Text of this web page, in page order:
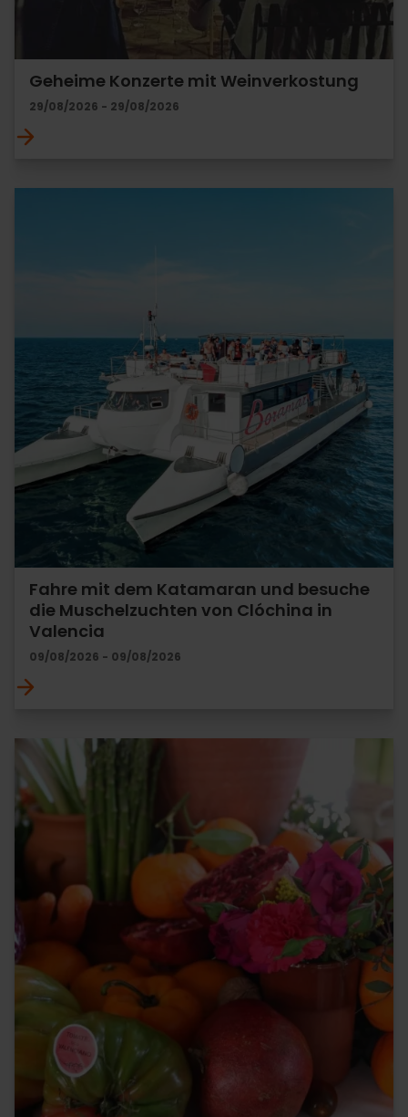
Geheime Konzerte mit Weinverkostung
29/08/2026 - 29/08/2026
Fahre mit dem Katamaran und besuche
die Muschelzuchten von Clóchina in
Valencia
09/08/2026 - 09/08/2026